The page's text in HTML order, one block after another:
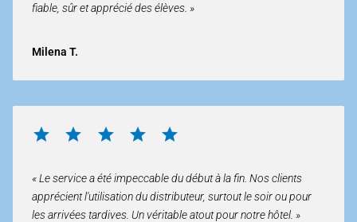
fiable, sûr et apprécié des élèves. »
Milena T.
« Le service a été impeccable du début à la fin. Nos clients
apprécient l'utilisation du distributeur, surtout le soir ou pour
les arrivées tardives. Un véritable atout pour notre hôtel. »